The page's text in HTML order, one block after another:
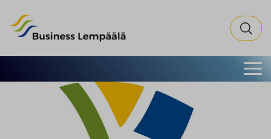
Business Lempäälä
Search